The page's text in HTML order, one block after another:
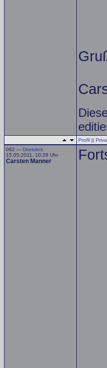
Profil ||
062 — Direktlink
15.05.2011, 10:28 Uhr
Carsten Manner